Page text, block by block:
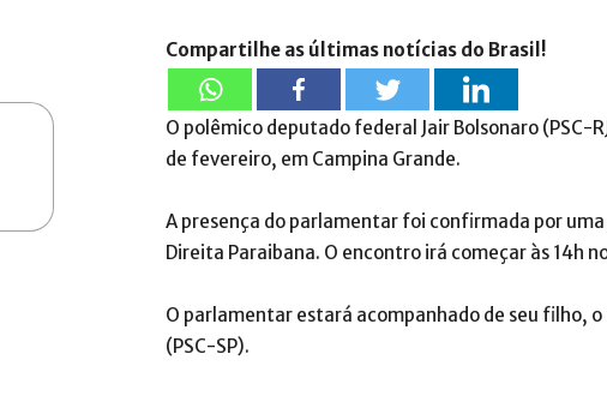
Compartilhe as últimas notícias do Brasil!
O polêmico deputado federal Jair Bolsonaro (PSC-
de fevereiro, em Campina Grande.
A presença do parlamentar foi confirmada por
Direita Paraibana. O encontro irá começar às 14h
O parlamentar estará acompanhado de seu filho,
(PSC-SP).